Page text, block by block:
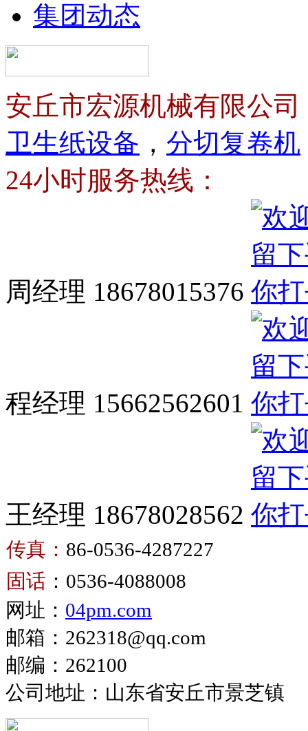
集团动态
安丘市宏源机械有限公司
卫生纸设备 ， 分切复卷机
24小时服务热线：
周经理 18678015376
程经理 15662562601
王经理 18678028562
生
纸
复
机
传真： 86-0536-4287227
生
纸
生
产
设
备
固话 ：0536-4088008
网址： 04pm.com
邮箱：262318@qq.com
邮编：262100
公司地址：山东省安丘市景芝镇